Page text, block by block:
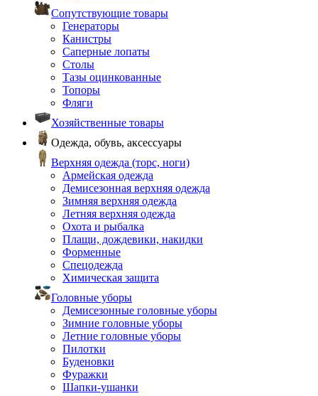
Сопутствующие товары
Генераторы
Канистры
Саперные лопаты
Столы
Тазы оцинкованные
Топоры
Фляги
Хозяйственные товары
Одежда, обувь, аксессуары
Верхняя одежда (торс, ноги)
Армейская одежда
Демисезонная верхняя одежда
Зимняя верхняя одежда
Летняя верхняя одежда
Охота и рыбалка
Плащи, дождевики, накидки
Форменные
Спецодежда
Химическая защита
Головные уборы
Демисезонные головные уборы
Зимние головные уборы
Летние головные уборы
Пилотки
Буденовки
Фуражки
Шапки-ушанки